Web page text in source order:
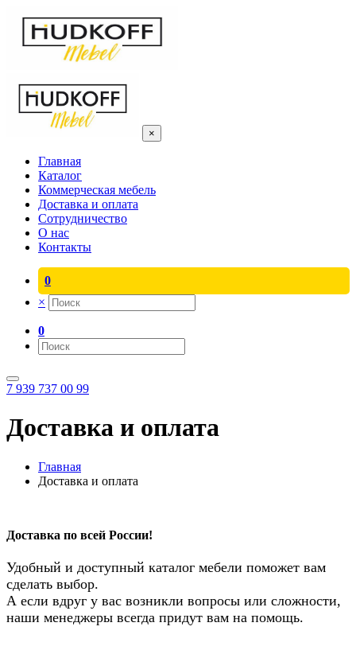
×
Главная
Каталог
Коммерческая мебель
Доставка и оплата
Сотрудничество
О нас
Контакты
0
×
0
7 939 737 00 99
Доставка и оплата
Главная
Доставка и оплата
Доставка по всей России!
Удобный и доступный каталог мебели поможет вам
сделать выбор.
А если вдруг у вас возникли вопросы или сложности,
наши менеджеры всегда придут вам на помощь.